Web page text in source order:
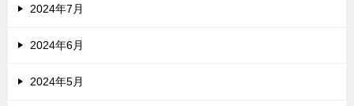
2024年7月
2024年6月
2024年5月